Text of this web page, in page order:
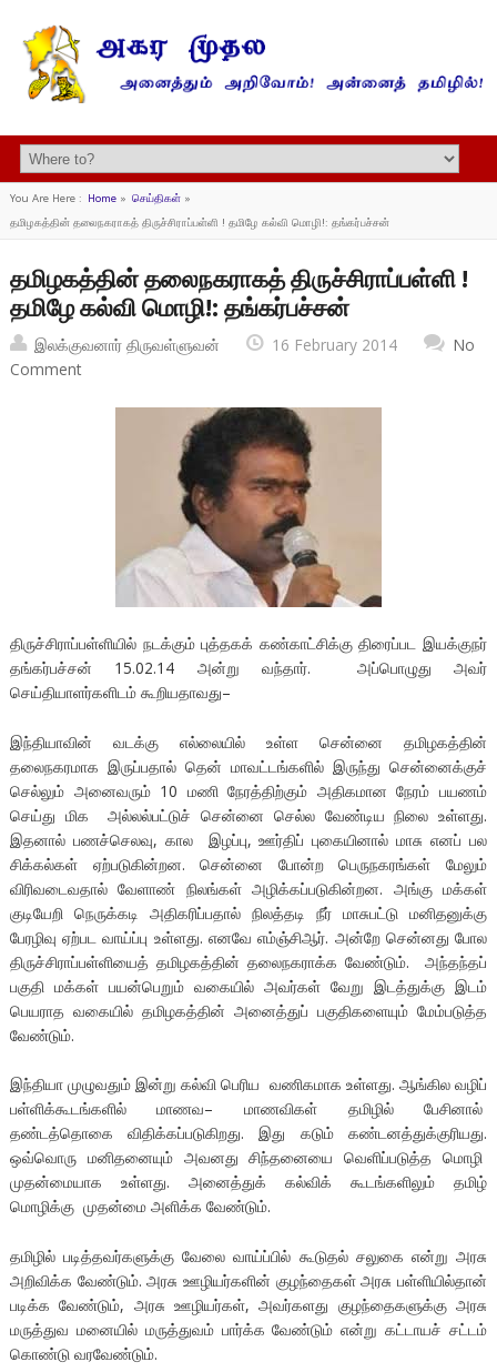
You Are Here : Home» செய்திகள்»
தமிழகத்தின் தலைநகராகத் திருச்சிராப்பள்ளி ! தமிழே கல்வி மொழி!: தங்கர்பச்சன்
தமிழகத்தின் தலைநகராகத் திருச்சிராப்பள்ளி !
தமிழே கல்வி மொழி!: தங்கர்பச்சன்
இலக்குவனார் திருவள்ளுவன் 16 February 2014
No
Comment
திருச்சிராப்பள்ளியில் நடக்கும் புத்தகக் கண்காட்சிக்கு திரைப்பட இயக்குநர்
தங்கர்பச்சன் 15.02.14 அன்று வந்தார். அப்பொழுது அவர்
செய்தியாளர்களிடம் கூறியதாவது–
இந்தியாவின் வடக்கு எல்லையில் உள்ள சென்னை தமிழகத்தின்
தலைநகரமாக இருப்பதால் தென் மாவட்டங்களில் இருந்து சென்னைக்குச்
செல்லும் அனைவரும் 10 மணி நேரத்திற்கும் அதிகமான நேரம் பயணம்
செய்து மிக அல்லல்பட்டுச் சென்னை செல்ல வேண்டிய நிலை உள்ளது.
இதனால் பணச்செலவு, கால இழப்பு, ஊர்திப் புகையினால் மாசு எனப் பல
சிக்கல்கள் ஏற்படுகின்றன. சென்னை போன்ற பெருநகரங்கள் மேலும்
விரிவடைவதால் வேளாண் நிலங்கள் அழிக்கப்படுகின்றன. அங்கு மக்கள்
குடியேறி நெருக்கடி அதிகரிப்பதால் நிலத்தடி நீர் மாசுபட்டு மனிதனுக்கு
பேரழிவு ஏற்பட வாய்ப்பு உள்ளது. எனவே எம்ஞ்சிஆர். அன்றே சென்னது போல
திருச்சிராப்பள்ளியைத் தமிழகத்தின் தலைநகராக்க வேண்டும். அந்தந்தப்
பகுதி மக்கள் பயன்பெறும் வகையில் அவர்கள் வேறு இடத்துக்கு இடம்
பெயராத வகையில் தமிழகத்தின் அனைத்துப் பகுதிகளையும் மேம்படுத்த
வேண்டும்.
இந்தியா முழுவதும் இன்று கல்வி பெரிய வணிகமாக உள்ளது. ஆங்கில வழிப்
பள்ளிக்கூடங்களில் மாணவ– மாணவிகள் தமிழில் பேசினால்
தண்டத்தொகை விதிக்கப்படுகிறது. இது கடும் கண்டனத்துக்குரியது.
ஒவ்வொரு மனிதனையும் அவனது சிந்தனையை வெளிப்படுத்த மொழி
முதன்மையாக உள்ளது. அனைத்துக் கல்விக் கூடங்களிலும் தமிழ்
மொழிக்கு முதன்மை அளிக்க வேண்டும்.
தமிழில் படித்தவர்களுக்கு வேலை வாய்ப்பில் கூடுதல் சலுகை என்று அரசு
அறிவிக்க வேண்டும். அரசு ஊழியர்களின் குழந்தைகள் அரசு பள்ளியில்தான்
படிக்க வேண்டும், அரசு ஊழியர்கள், அவர்களது குழந்தைகளுக்கு அரசு
மருத்துவ மனையில் மருத்துவம் பார்க்க வேண்டும் என்று கட்டாயச் சட்டம்
கொண்டு வரவேண்டும்.